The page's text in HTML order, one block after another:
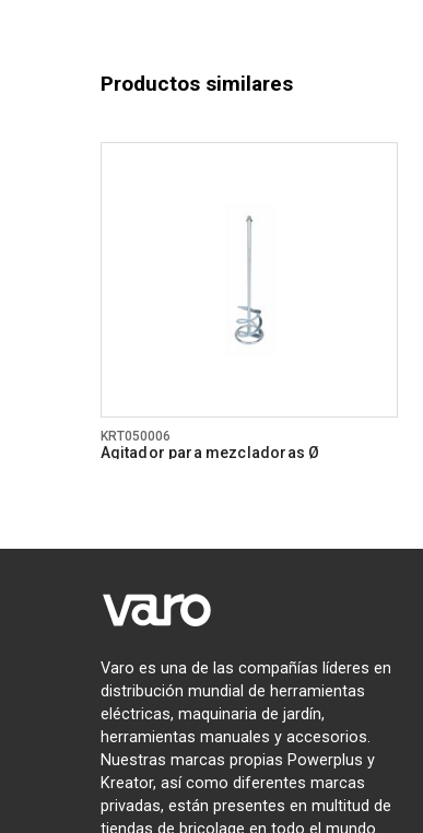
Productos similares
KRT050006
Agitador para mezcladoras Ø
Varo es una de las compañías líderes en
distribución mundial de herramientas
eléctricas, maquinaria de jardín,
herramientas manuales y accesorios.
Nuestras marcas propias Powerplus y
Kreator, así como diferentes marcas
privadas, están presentes en multitud de